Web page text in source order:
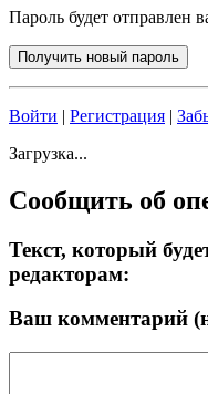
Пароль будет отправлен
Войти | Регистрация |
Загрузка...
Сообщить об
Текст, который
редакторам:
Ваш комментарий